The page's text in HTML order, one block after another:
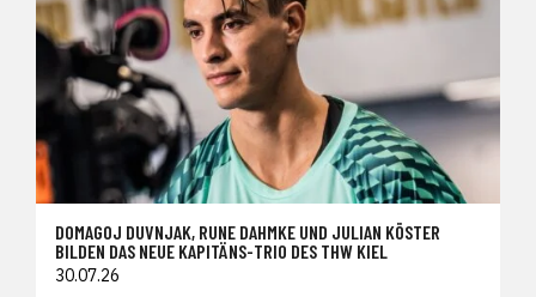
DOMAGOJ DUVNJAK, RUNE DAHMKE UND JULIAN KÖSTER
BILDEN DAS NEUE KAPITÄNS-TRIO DES THW KIEL
30.07.26